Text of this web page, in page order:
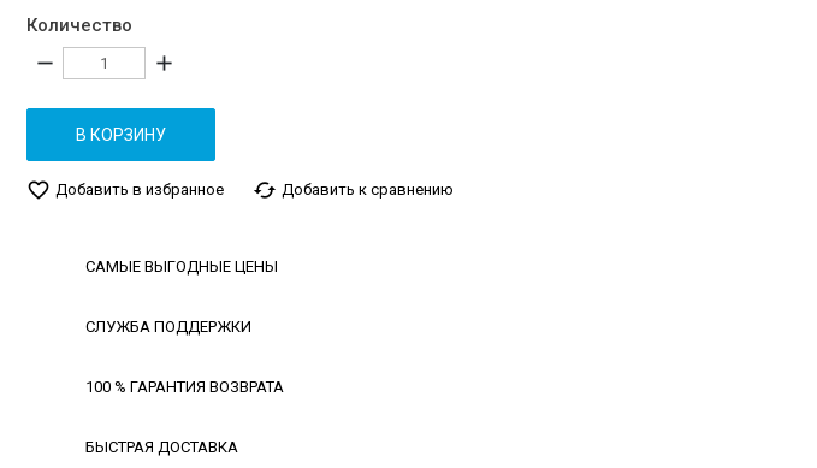
Количество
remove add
В КОРЗИНУ
favorite_border Добавить в избранное cached Добавить к сравнению
САМЫЕ ВЫГОДНЫЕ ЦЕНЫ
СЛУЖБА ПОДДЕРЖКИ
100 % ГАРАНТИЯ ВОЗВРАТА
БЫСТРАЯ ДОСТАВКА